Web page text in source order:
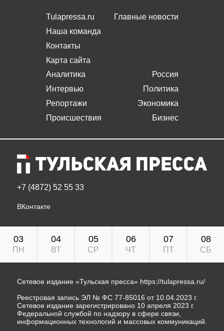
Tulapressa.ru
Наша команда
Контакты
Карта сайта
Главные новости
Аналитика
Интервью
Репортажи
Происшествия
Россия
Политика
Экономика
Бизнес
+7 (4872) 52 55 33
ВКонтакте
03
ПН
04
ВТ
05
СР
06
ЧТ
07
ПТ
08
СБ
Сетевое издание «Тульская пресса» https://tulapressa.ru/
Реестровая запись ЭЛ № ФС 77-85016 от 10.04.2023 г.
Сетевое издание зарегистрировано 10 апреля 2023 г.
Федеральной службой по надзору в сфере связи,
информационных технологий и массовых коммуникаций.